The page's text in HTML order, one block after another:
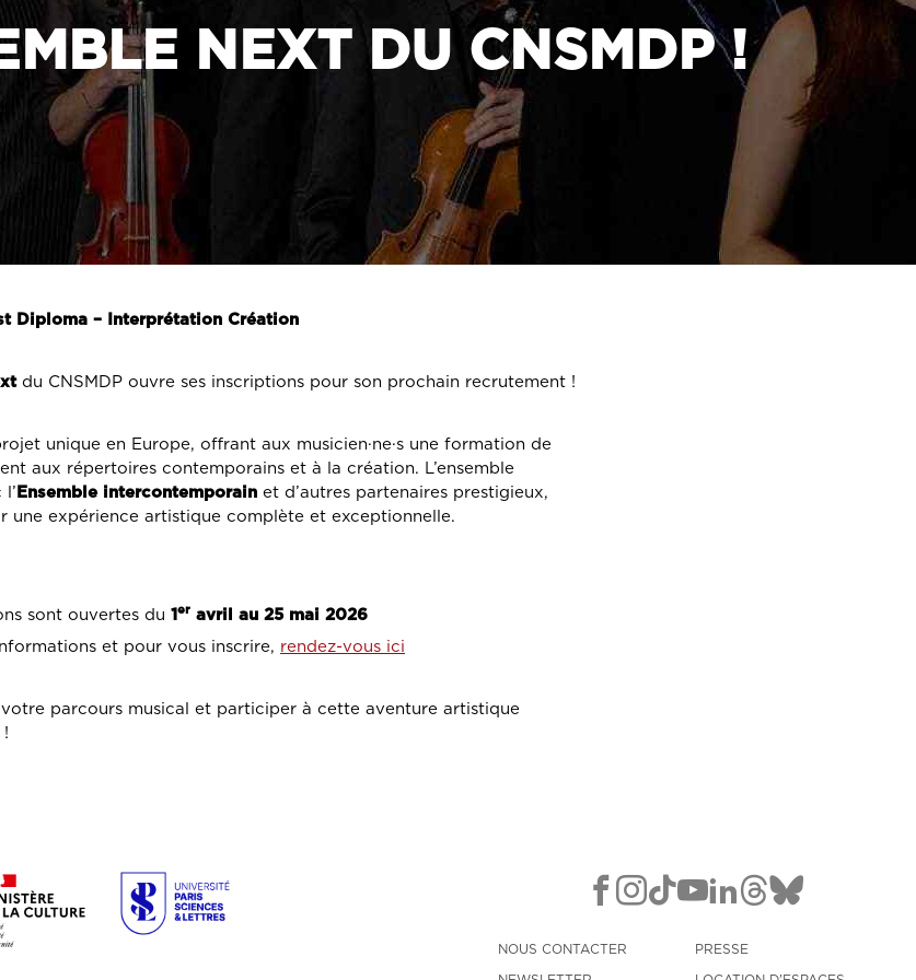
NEXT DU CNSMDP !
Diploma – Interprétation Création
du CNSMDP ouvre ses inscriptions pour son prochain recrutement !
unique en Europe, offrant aux musicien·ne·s une formation de
aux répertoires contemporains et à la création. L’ensemble
Ensemble intercontemporain et d’autres partenaires prestigieux,
une expérience artistique complète et exceptionnelle.
sont ouvertes du 1 er avril au 25 mai 2026
et pour vous inscrire, rendez-vous ici
votre parcours musical et participer à cette aventure artistique
!
NOUS CONTACTER PRESSE